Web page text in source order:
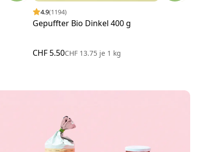
4.9(1194)
Gepuffter Bio Dinkel 400 g
CHF 5.50CHF 13.75 je1 kg